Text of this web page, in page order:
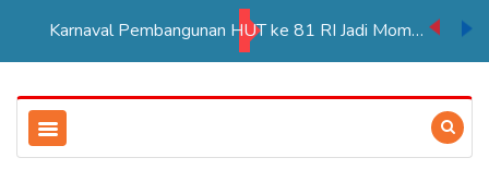
Karnaval Pembangunan HUT ke 81 RI Jadi Momentum Perkuat Persatuan di Merauke